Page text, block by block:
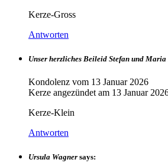
Kerze-Gross
Antworten
Unser herzliches Beileid Stefan und
Kondolenz vom 13 Januar 2026
Kerze angezündet am 13 Januar
Kerze-Klein
Antworten
Ursula Wagner says: